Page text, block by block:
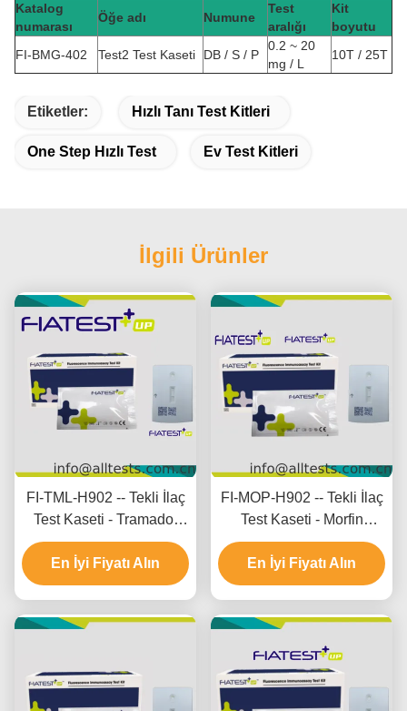
Katalog
numarası
Öğe adı Numune
Test
aralığı
Kit
boyutu
FI-BMG-402
Test2 Test Kaseti DB / S / P
0.2 ~ 20
mg / L
10T / 25T
Etiketler: Hızlı Tanı Test Kitleri
One Step Hızlı Test Ev Test Kitleri
İlgili Ürünler
FI-TML-H902 -- Tekli İlaç
Test Kaseti - Tramadol
(TML) (Saç)
En İyi Fiyatı Alın
FI-MOP-H902 -- Tekli İlaç
Test Kaseti - Morfin
(MOP) (Saç)
En İyi Fiyatı Alın